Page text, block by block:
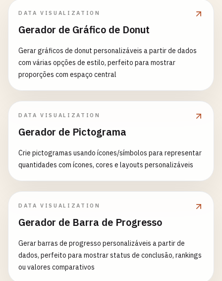
DATA VISUALIZATION
Gerador de Gráfico de Donut
Gerar gráficos de donut personalizáveis a partir de dados
com várias opções de estilo, perfeito para mostrar
proporções com espaço central
DATA VISUALIZATION
Gerador de Pictograma
Crie pictogramas usando ícones/símbolos para representar
quantidades com ícones, cores e layouts personalizáveis
DATA VISUALIZATION
Gerador de Barra de Progresso
Gerar barras de progresso personalizáveis a partir de
dados, perfeito para mostrar status de conclusão, rankings
ou valores comparativos